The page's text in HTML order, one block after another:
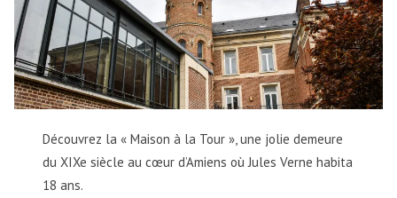
Découvrez la « Maison à la Tour », une jolie demeure
du XIXe siècle au cœur d’Amiens où Jules Verne habita
18 ans.